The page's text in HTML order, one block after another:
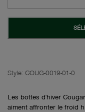
Style: COUG-0019-01-0
Les bottes d'hiver
aiment affronter le froid